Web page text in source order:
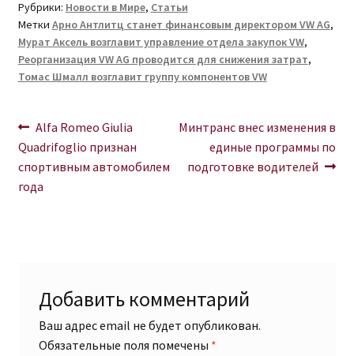
Рубрики: Новости в Мире, Статьи
Метки Арно Антлитц станет финансовым директором VW AG,
Мурат Аксель возглавит управление отдела закупок VW,
Реорганизация VW AG проводится для снижения затрат,
Томас Шмалл возглавит группу компонентов VW
Навигация
по
записям
Предыдущая
запись:
Alfa Romeo Giulia
Quadrifoglio признан
спортивным автомобилем
года
Следующая
запись:
Минтранс внес изменения в
единые программы по
подготовке водителей
Добавить комментарий
Ваш адрес email не будет опубликован.
Обязательные поля помечены *